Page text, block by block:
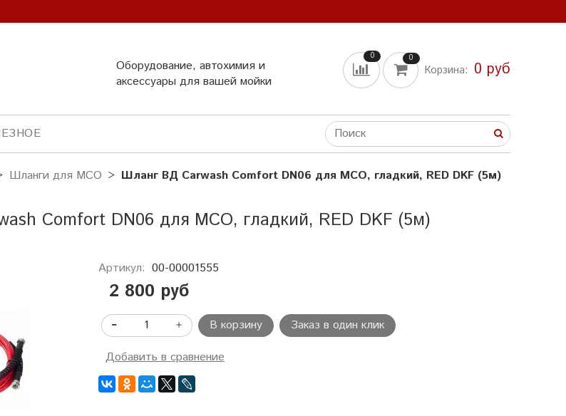
Оборудование, автохимия и
аксессуары для вашей мойки
0 0
Корзина: 0 руб
Шланги для МСО Шланг ВД Carwash Comfort DN06 для МСО, гладкий, RED DKF (5м)
Comfort DN06 для МСО, гладкий, RED DKF (5м)
Артикул: 00-00001555
2 800 руб
В корзину
Заказ в один клик
Добавить в сравнение